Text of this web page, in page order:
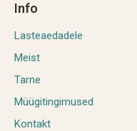
Info
Lasteaedadele
Meist
Tarne
Müügitingimused
Kontakt